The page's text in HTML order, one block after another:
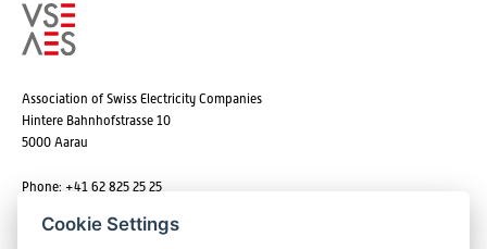
Association of Swiss Electricity Companies
Hintere Bahnhofstrasse 10
5000 Aarau
Phone: +41 62 825 25 25
Cookie Settings